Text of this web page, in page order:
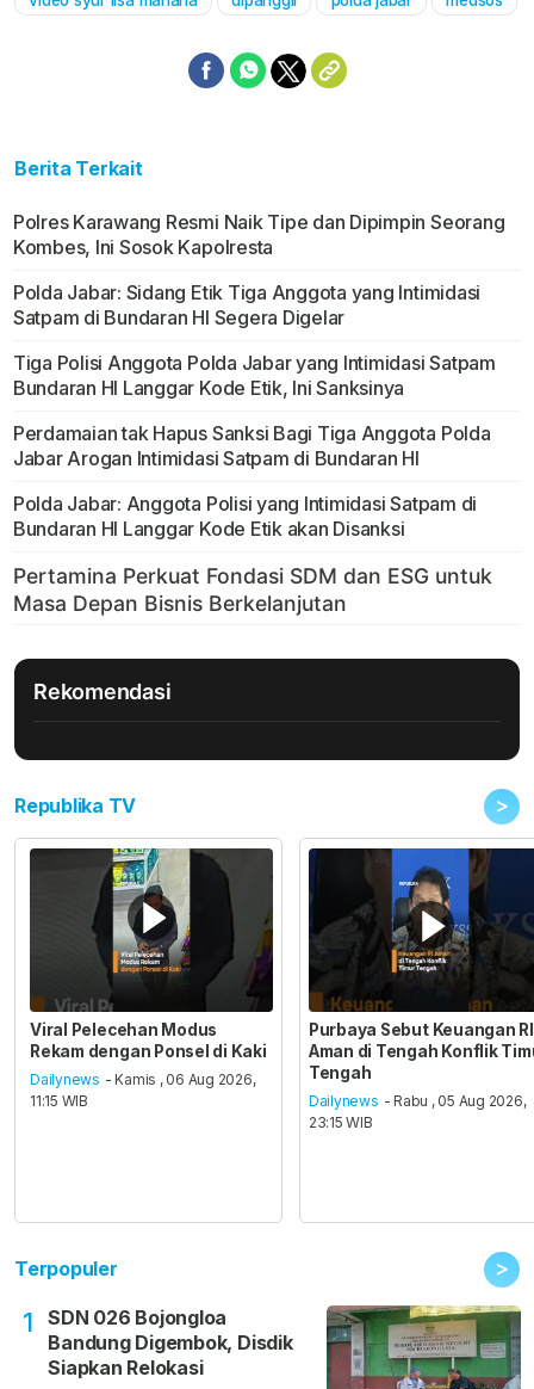
Berita Terkait
Polres Karawang Resmi Naik Tipe dan Dipimpin Seorang
Kombes, Ini Sosok Kapolresta
Polda Jabar: Sidang Etik Tiga Anggota yang Intimidasi
Satpam di Bundaran HI Segera Digelar
Tiga Polisi Anggota Polda Jabar yang Intimidasi Satpam
Bundaran HI Langgar Kode Etik, Ini Sanksinya
Perdamaian tak Hapus Sanksi Bagi Tiga Anggota Polda
Jabar Arogan Intimidasi Satpam di Bundaran HI
Polda Jabar: Anggota Polisi yang Intimidasi Satpam di
Bundaran HI Langgar Kode Etik akan Disanksi
Rekomendasi
Republika TV >
Viral Pelecehan Modus
Rekam dengan Ponsel di Kaki
Dailynews - Kamis , 06 Aug 2026,
11:15 WIB
Purbaya Sebut Keuangan RI
Aman di Tengah Konflik
Tengah
Dailynews - Rabu , 05 Aug 2026,
23:15 WIB
Terpopuler >
1
SDN 026 Bojongloa
Bandung Digembok, Disdik
Siapkan Relokasi